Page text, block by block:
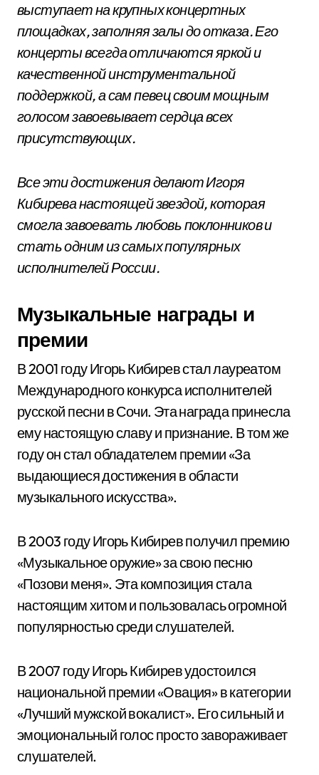
выступает на крупных концертных
площадках, заполняя залы до отказа. Его
концерты всегда отличаются яркой и
качественной инструментальной
поддержкой, а сам певец своим мощным
голосом завоевывает сердца всех
присутствующих.
Все эти достижения делают Игоря
Кибирева настоящей звездой, которая
смогла завоевать любовь поклонников и
стать одним из самых популярных
исполнителей России.
Музыкальные награды и
премии
В 2001 году Игорь Кибирев стал лауреатом
Международного конкурса исполнителей
русской песни в Сочи. Эта награда принесла
ему настоящую славу и признание. В том же
году он стал обладателем премии «За
выдающиеся достижения в области
музыкального искусства».
В 2003 году Игорь Кибирев получил премию
«Музыкальное оружие» за свою песню
«Позови меня». Эта композиция стала
настоящим хитом и пользовалась огромной
популярностью среди слушателей.
В 2007 году Игорь Кибирев удостоился
национальной премии «Овация» в категории
«Лучший мужской вокалист». Его сильный и
эмоциональный голос просто завораживает
слушателей.